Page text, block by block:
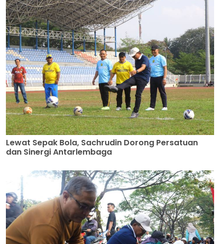
Lewat Sepak Bola, Sachrudin Dorong Persatuan
dan Sinergi Antarlembaga